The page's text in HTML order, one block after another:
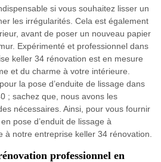
si vous souhaitez lisser un
les irrégularités. Cela est également
avant de poser un nouveau papier
Expérimenté et professionnel dans
keller 34 rénovation est en mesure
et du charme à votre intérieure.
la pose d’enduite de lissage dans
; sachez que, nous avons les
nécessaires. Ainsi, pour vous fournir
pose d’enduit de lissage à
à notre entreprise keller 34 rénovation.
professionnel en